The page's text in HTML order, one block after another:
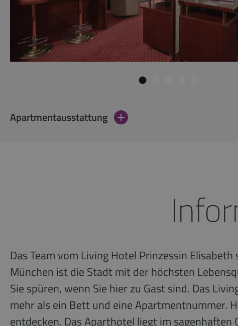
Apartmentausstattung
Das Team vom Living Hotel Prinzessin
München ist die Stadt mit der höchsten
Sie spüren, wenn Sie hier zu Gast sind. Das
mehr als ein Bett und eine Apartmentnummer.
entdecken. Das Aparthotel liegt im